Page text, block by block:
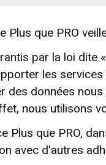
Plus que PRO
par la loi dite
les
des données
nous utilisons
Plus que PRO,
avec d'autres